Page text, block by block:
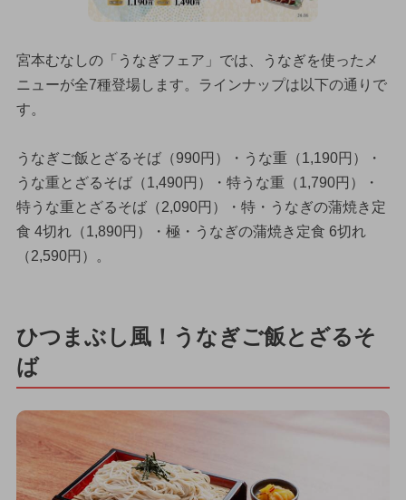
宮本むなしの「うなぎフェア」では、うなぎを使ったメ
ニューが全7種登場します。ラインナップは以下の通りで
す。
うなぎご飯とざるそば（990円）・うな重（1,190円）・
うな重とざるそば（1,490円）・特うな重（1,790円）・
特うな重とざるそば（2,090円）・特・うなぎの蒲焼き定
食 4切れ（1,890円）・極・うなぎの蒲焼き定食 6切れ
（2,590円）。
ひつまぶし風！うなぎご飯とざるそ
ば